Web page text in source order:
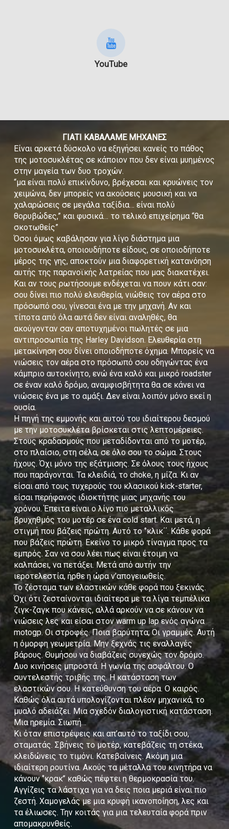
YouTube
ΓΙΑΤΙ ΚΑΒΑΛΑΜΕ ΜΗΧΑΝΕΣ
Είναι αρκετά δύσκολο να εξηγήσει κανείς το πάθος
της μοτοσυκλέτας σε κάποιον που δεν είναι μυημένος
στην μαγεία των δυο τροχών.
“μα είναι πολύ επικίνδυνο, βρέχεσαι και κρυώνεις τον
χειμώνα, δεν μπορείς να ακούσεις μουσική και να
χαλαρώσεις σε μεγάλα ταξίδια… είναι πολύ
θορυβώδες,” και φυσικά… το τελικό επιχείρημα “θα
σκοτωθείς”
Όσοι όμως καβάλησαν για λίγο διάστημα μια
μοτοσυκλέτα, οποιουδήποτε είδους, σε οποιοδήποτε
μέρος της γης, αποκτούν μια διαφορετική κατανόηση
αυτής της παρανοϊκής λατρείας που μας διακατέχει.
Και αν τους ρωτήσουμε ενδέχεται να πουν κάτι σαν:
σου δίνει πιο πολύ ελευθερία, νιώθεις τον αέρα στο
πρόσωπό σου, γίνεσαι ένα με την μηχανή. Αν και
τίποτα από όλα αυτά δεν είναι αναληθές, θα
ακούγονταν σαν αποτυχημένοι πωλητές σε μια
αντιπροσωπία της Harley Davidson. Ελευθερία στη
μετακίνηση σου δίνει οποιοδήποτε όχημα. Μπορείς να
νιώσεις τον αέρα στο πρόσωπό σου οδηγώντας ένα
κάμπριο αυτοκίνητο, ενώ ένα καλό και μικρό roadster
σε έναν καλό δρόμο, αναμφισβήτητα θα σε κάνει να
νιώσεις ένα με το αμάξι. Δεν είναι λοιπόν μόνο εκεί η
ουσία.
Η πηγή της εμμονής και αυτού του ιδιαίτερου δεσμού
με την μοτοσυκλέτα βρίσκεται στις λεπτομέρειες.
Στους κραδασμούς που μεταδίδονται από το μοτέρ,
στο πλαίσιο, στη σέλα, σε όλο σου το σώμα. Στους
ήχους. Όχι μόνο της εξάτμισης. Σε όλους τους ήχους
που παράγονται. Τα κλειδιά, το choke, η μίζα. Κι αν
είσαι από τους τυχερούς του κλασικού kick-starter,
είσαι περήφανος ιδιοκτήτης μιας μηχανής του
χρόνου. Έπειτα είναι ο λίγο πιο μεταλλικός
βρυχηθμός του μοτέρ σε ένα cold start. Και μετά, η
στιγμή που βάζεις πρώτη. Αυτό το ‘’κλικ΄΄. Κάθε φορά
που βάζεις πρώτη. Εκείνο το μικρό τίναγμα προς τα
εμπρός. Σαν να σου λέει πως είναι έτοιμη να
καλπάσει, να πετάξει. Μετά από αυτήν την
ιεροτελεστία, ήρθε η ώρα ν’απογειωθείς.
Το ζέσταμα των ελαστικών κάθε φορά που ξεκινάς.
Όχι ότι ζεσταίνονται ιδιαίτερα με τα λίγα τεμπέλικα
ζιγκ-ζαγκ που κάνεις, αλλά αρκούν να σε κάνουν να
νιώσεις λες και είσαι στον warm up lap ενός αγώνα
motogp. Οι στροφές. Ποια βαρύτητα; Οι γραμμές. Αυτή
η όμορφη γεωμετρία. Μην ξεχνάς τις εναλλαγές
βάρους. Θυμήσου να διαβάζεις συνεχώς τον δρόμο.
Δυο κινήσεις μπροστά. Η γωνία της ασφάλτου. Ο
συντελεστής τριβής της. Η κατάσταση των
ελαστικών σου. Η κατεύθυνση του αέρα. Ο καιρός.
Καθώς όλα αυτά υπολογίζονται πλέον μηχανικά, το
μυαλό αδειάζει. Μια σχεδόν διαλογιστική κατάσταση.
Μια ηρεμία. Σιωπή…
Κι όταν επιστρέψεις και απ’αυτό το ταξίδι σου,
σταματάς. Σβήνεις το μοτέρ, κατεβάζεις τη στέκα,
κλειδώνεις το τιμόνι. Κατεβαίνεις. Ακόμη μια
ιδιαίτερη ρουτίνα. Ακούς τα μέταλλα του κινητήρα να
κάνουν ‘’κρακ’’ καθώς πέφτει η θερμοκρασία του.
Αγγίζεις τα λάστιχα για να δεις ποια μεριά είναι πιο
ζεστή. Χαμογελάς με μια κρυφή ικανοποίηση, λες και
τα έλιωσες. Την κοιτάς για μια τελευταία φορά πριν
απομακρυνθείς.